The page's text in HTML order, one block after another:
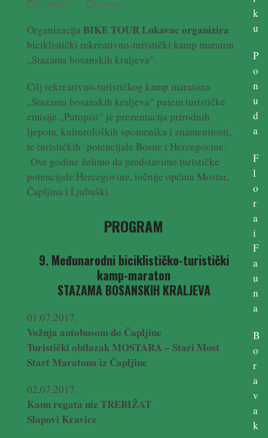
28/06/2017 Novosti
Organizacija BIKE TOUR Lukavac organizira
biciklistički rekreativno-turistički kamp maraton
„Stazama bosanskih kraljeva“.
Cilj rekreativno-turističkog kamp maratona
„Stazama bosanskih kraljeva“ putem turističke
emisije „Putopisi“ je prezentacija prirodnih
ljepota, kulturoloških spomenika i znamenitosti,
te turističkih potencijale Bosne i Hercegovine.
Ove godine želimo da predstavimo turističke
potencijale Hercegovine, točnije općina Mostar,
Čapljina i Ljubuški
PROGRAM
9. Međunarodni biciklističko-turistički
kamp-maraton
STAZAMA BOSANSKIH KRALJEVA
01.07.2017.
Vožnja autobusom do Čapljine
Turistički obilazak MOSTARA – Stari Most
Start Maratona iz Čapljine
02.07.2017.
Kanu regata niz TREBIŽAT
Slapovi Kravice
k
u
P
o
n
u
d
a
F
l
o
r
a
i
F
a
u
n
a
B
o
r
a
v
a
k